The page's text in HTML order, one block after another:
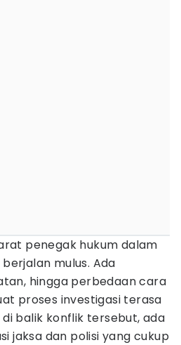
penegak hukum dalam
mulus. Ada
hingga perbedaan cara
proses investigasi terasa
balik konflik tersebut, ada
jaksa dan polisi yang cukup